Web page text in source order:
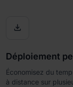

Déploiement
Économisez du
à distance sur